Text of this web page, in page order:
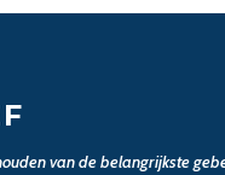
van de belangrijkste